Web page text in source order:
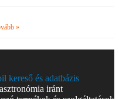
»
kereső és adatbázis
iránt